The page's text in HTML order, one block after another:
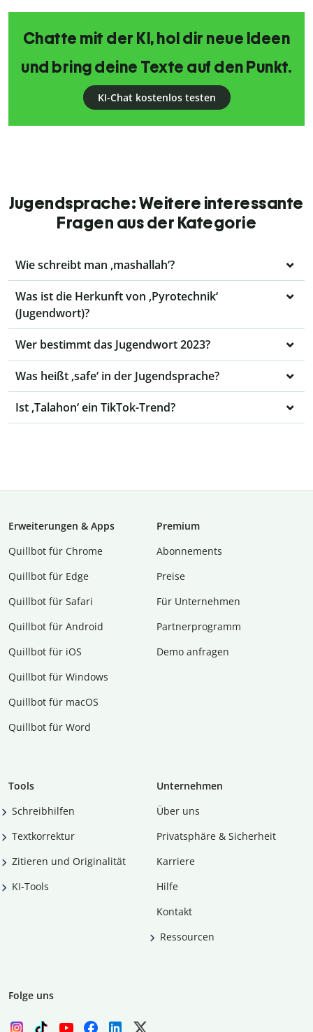
Chatte mit der KI, hol dir neue Ideen
und bring deine Texte auf den Punkt.
KI-Chat kostenlos testen
Jugendsprache: Weitere interessante
Fragen aus der Kategorie
Wie schreibt man ‚mashallah‘?
Was ist die Herkunft von ‚Pyrotechnik‘
(Jugendwort)?
Wer bestimmt das Jugendwort 2023?
Was heißt ‚safe‘ in der Jugendsprache?
Ist ‚Talahon‘ ein TikTok-Trend?
Erweiterungen & Apps
Quillbot für Chrome
Quillbot für Edge
Quillbot für Safari
Quillbot für Android
Quillbot für iOS
Quillbot für Windows
Quillbot für macOS
Quillbot für Word
Premium
Abon­ne­ments
Preise
Für Unternehmen
Partnerprogramm
Demo anfragen
Tools
Schreibhilfen
Textkorrektur
Zitieren und Originalität
KI-Tools
Unternehmen
Über uns
Privatsphäre & Sicherheit
Karriere
Hilfe
Kontakt
Ressourcen
Folge uns